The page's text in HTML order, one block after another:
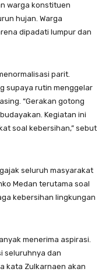
warga konstituen
hujan. Warga
dipadati lumpur dan
parit.
supaya rutin menggelar
“Gerakan gotong
Kegiatan ini
soal kebersihan,” sebut
seluruh masyarakat
Medan terutama soal
kebersihan lingkungan
menerima aspirasi.
seluruhnya dan
kata Zulkarnaen akan